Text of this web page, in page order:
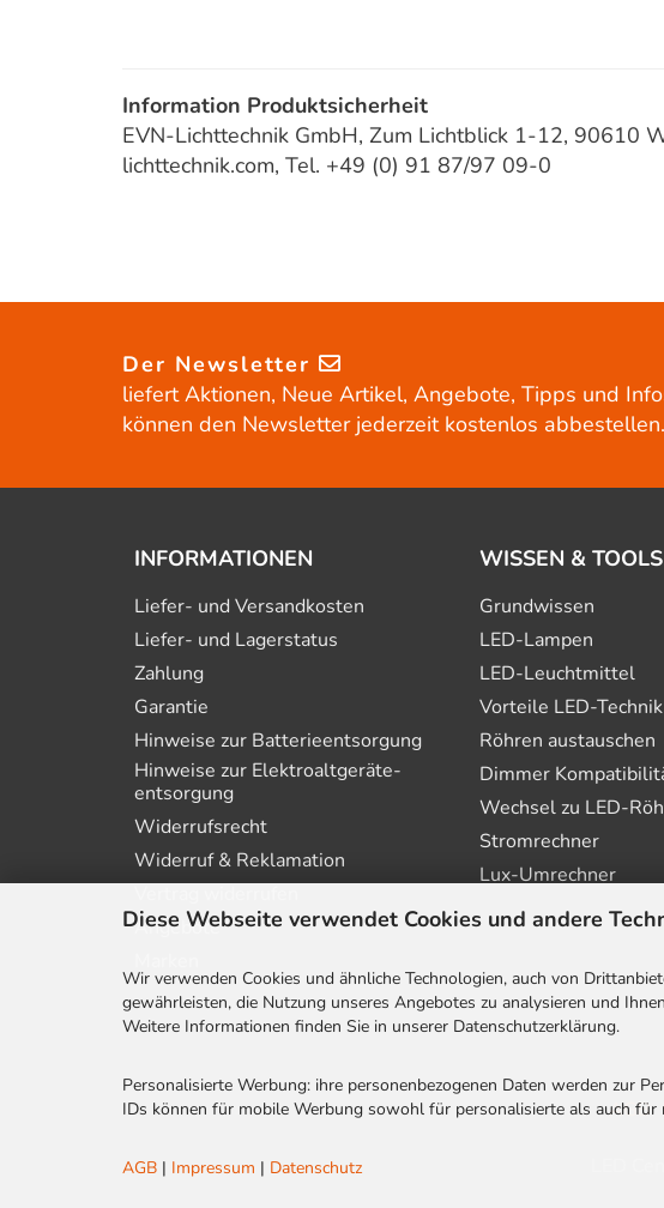
Diese Webseite verwendet Cookies und andere
Wir verwenden Cookies und ähnliche Technologien, auch von
gewährleisten, die Nutzung unseres Angebotes zu analysieren und
Weitere Informationen finden Sie in unserer Datenschutzerklärung.
Personalisierte Werbung: ihre personenbezogenen Daten werden zur
IDs können für mobile Werbung sowohl für personalisierte als auch
AGB | Impressum | Datenschutz
Information Produktsicherheit
EVN-Lichttechnik GmbH, Zum Lichtblick 1-12, 90610
lichttechnik.com, Tel. +49 (0) 91 87/97 09-0
Der Newsletter
liefert Aktionen, Neue Artikel, Angebote, Tipps und
können den Newsletter jederzeit kostenlos abbestellen.
INFORMATIONEN
Liefer- und Versandkosten
Liefer- und Lagerstatus
Zahlung
Garantie
Hinweise zur Batterie­entsorgung
Hinweise zur Elektro­altgeräte­
entsorgung
Widerrufsrecht
Widerruf & Reklamation
Angebote
WISSEN & TOOLS
Grundwissen
LED-Lampen
LED-Leuchtmittel
Vorteile LED-Technik
Röhren austauschen
Dimmer
Wechsel zu LED-
Stromrechner
Lux-Umrechner
AGB